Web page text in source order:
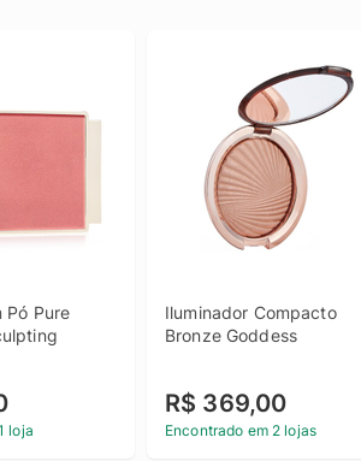
Pó Pure
loja
Iluminador Compacto
Bronze Goddess
R$ 369,00
Encontrado em 2 lojas